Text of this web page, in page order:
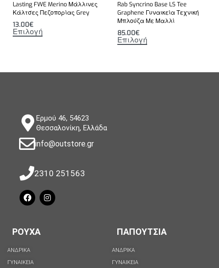
Lasting FWE Merino Μάλλινες
Κάλτσες Πεζοπορίας Grey
13.00€
Επιλογή
Rab Syncrino Base LS Tee
Graphene Γυναικεία Τεχνική
Μπλούζα Με Μαλλί
85.00€
Επιλογή
Ερμού 46, 54623
Θεσσαλονίκη, Ελλάδα
info@outstore.gr
2310 251563
ΡΟΥΧΑ
ΑΝΔΡΙΚΑ
ΓΥΝΑΙΚΕΙΑ
ΠΑΠΟΥΤΣΙΑ
ΑΝΔΡΙΚΑ
ΓΥΝΑΙΚΕΙΑ